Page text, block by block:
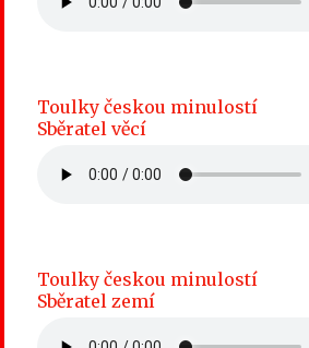
Toulky českou minulostí
Sběratel věcí
Toulky českou minulostí
Sběratel zemí